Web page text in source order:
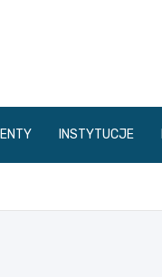
INSTYTUCJE